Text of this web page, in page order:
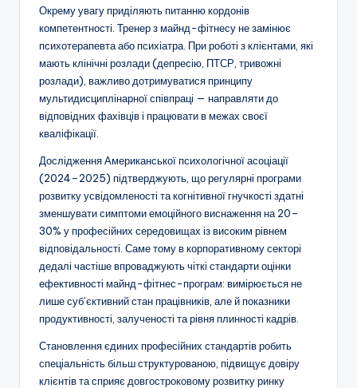
Окрему увагу приділяють питанню кордонів
компетентності. Тренер з майнд-фітнесу не замінює
психотерапевта або психіатра. При роботі з клієнтами, які
мають клінічні розлади (депресію, ПТСР, тривожні
розлади), важливо дотримуватися принципу
мультидисциплінарної співпраці — направляти до
відповідних фахівців і працювати в межах своєї
кваліфікації.
Дослідження Американської психологічної асоціації
(2024–2025) підтверджують, що регулярні програми
розвитку усвідомленості та когнітивної гнучкості здатні
зменшувати симптоми емоційного виснаження на 20–
30% у професійних середовищах із високим рівнем
відповідальності. Саме тому в корпоративному секторі
дедалі частіше впроваджують чіткі стандарти оцінки
ефективності майнд-фітнес-програм: вимірюється не
лише суб’єктивний стан працівників, але й показники
продуктивності, залученості та рівня плинності кадрів.
Становлення єдиних професійних стандартів робить
спеціальність більш структурованою, підвищує довіру
клієнтів та сприяє довгостроковому розвитку ринку